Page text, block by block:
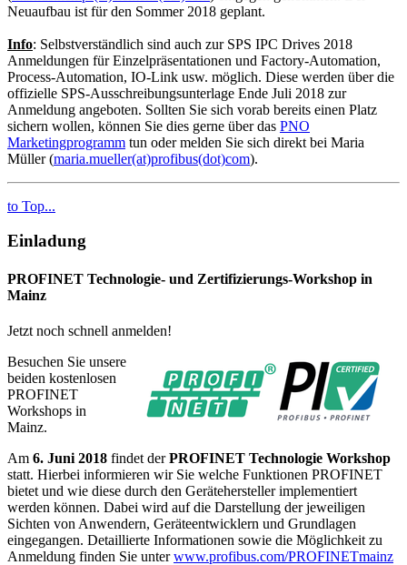
Neuaufbau ist für den Sommer 2018 geplant.
Info: Selbstverständlich sind auch zur SPS IPC Drives 2018
Anmeldungen für Einzelpräsentationen und Factory-Automation,
Process-Automation, IO-Link usw. möglich. Diese werden über die
offizielle SPS-Ausschreibungsunterlage Ende Juli 2018 zur
Anmeldung angeboten. Sollten Sie sich vorab bereits einen Platz
sichern wollen, können Sie dies gerne über das PNO
Marketingprogramm tun oder melden Sie sich direkt bei Maria
Müller (maria.mueller(at)profibus(dot)com).
to Top...
Einladung
PROFINET Technologie- und Zertifizierungs-Workshop in
Mainz
Jetzt noch schnell anmelden!
Besuchen Sie unsere
beiden kostenlosen
PROFINET
Workshops in
Mainz.
Am 6. Juni 2018 findet derPROFINET Technologie Workshop
statt. Hierbei informieren wir Sie welche Funktionen PROFINET
bietet und wie diese durch den Gerätehersteller implementiert
werden können. Dabei wird auf die Darstellung der jeweiligen
Sichten von Anwendern, Geräteentwicklern und Grundlagen
eingegangen. Detaillierte Informationen sowie die Möglichkeit zu
Anmeldung finden Sie unterwww.profibus.com/PROFINETmainz